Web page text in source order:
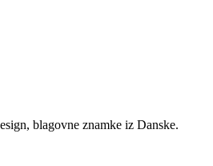
blagovne znamke iz Danske.